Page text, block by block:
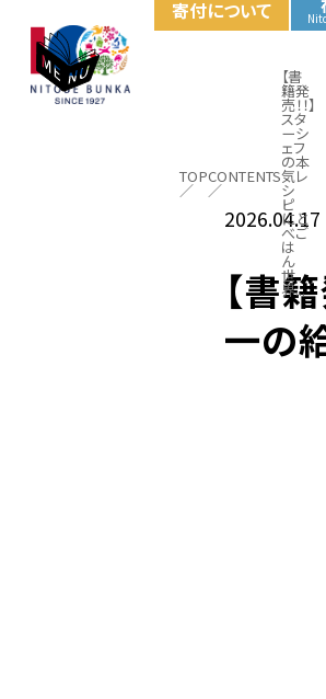
寄付について
Supporters
を。
TOPCONTENTS
【書
籍発
売！！】
スタ
ーシ
ェフ
の本
気レ
シ
ピ
にと
べご
は
ん
世
界...
2026.04.17
【書
一の